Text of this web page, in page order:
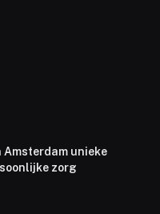
Amsterdam unieke
zorg